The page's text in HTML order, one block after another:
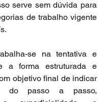
serve sem dúvida para
de trabalho vigente
se na tentativa e
a forma estruturada e
objetivo final de indicar
do passo a passo,